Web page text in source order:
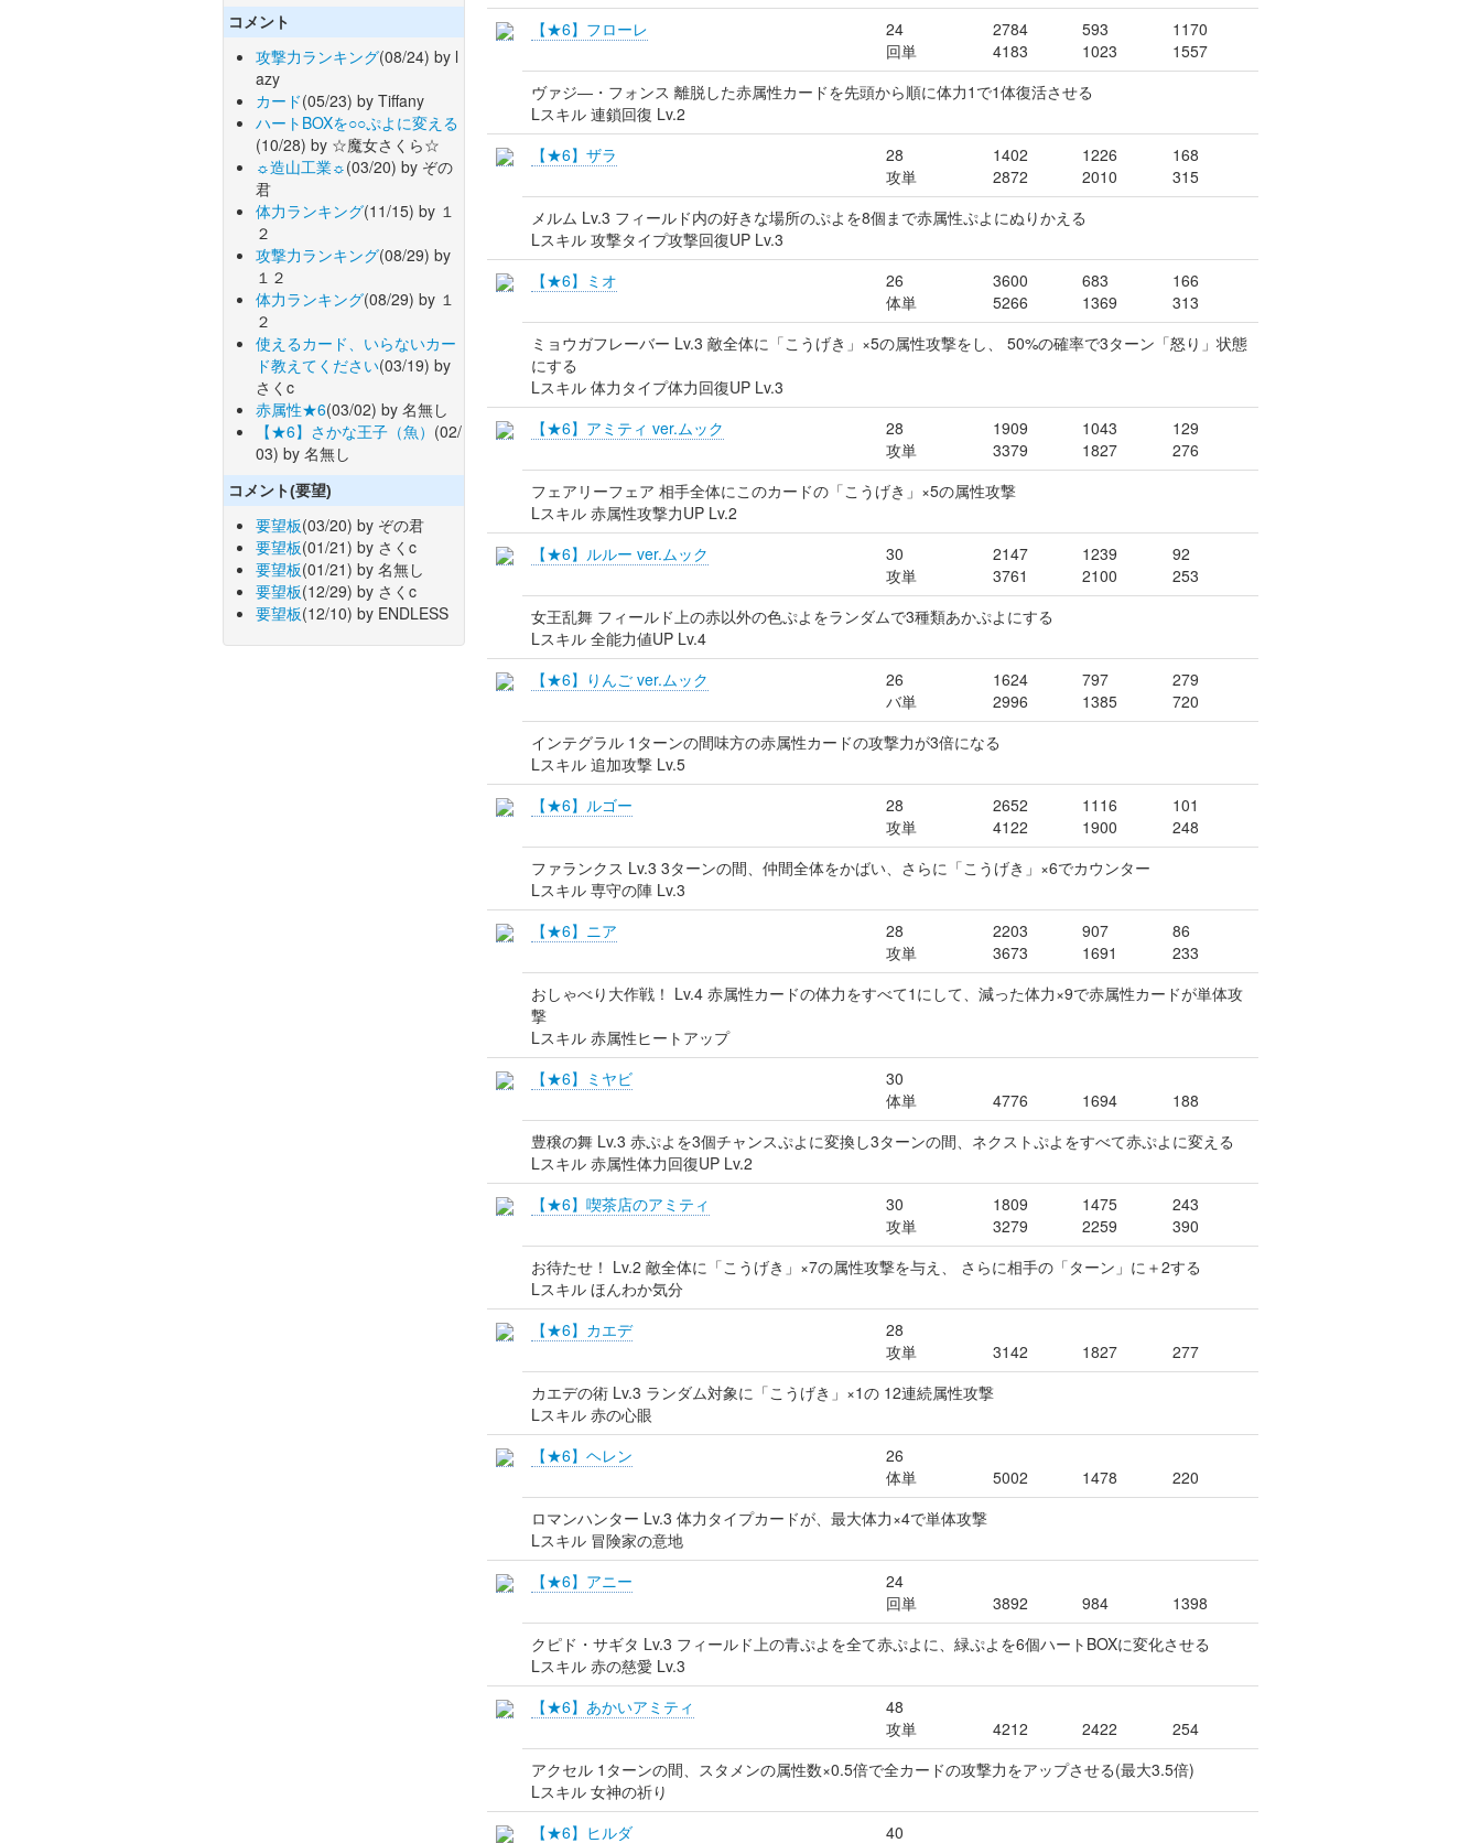
コメント
攻撃力ランキング(08/24) by l
azy
カード(05/23) by Tiffany
ハートBOXを○○ぷよに変える
(10/28) by ☆魔女さくら☆
☼造山工業☼(03/20) by ぞの
君
体力ランキング(11/15) by １
２
攻撃力ランキング(08/29) by
１２
体力ランキング(08/29) by １
２
使えるカード、いらないカー
ド教えてください(03/19) by
さくc
赤属性★6(03/02) by 名無し
【★6】さかな王子（魚） (02/
03) by 名無し
コメント(要望)
要望板(03/20) by ぞの君
要望板(01/21) by さくc
要望板(01/21) by 名無し
要望板(12/29) by さくc
要望板(12/10) by ENDLESS
【★6】フローレ
24
回単
2784
4183
593
1023
1170
1557
ヴァジ―・フォンス 離脱した赤属性カードを先頭から順に体力1で1体復活させる
Lスキル 連鎖回復 Lv.2
【★6】ザラ
28
攻単
1402
2872
1226
2010
168
315
メルム Lv.3 フィールド内の好きな場所のぷよを8個まで赤属性ぷよにぬりかえる
Lスキル 攻撃タイプ攻撃回復UP Lv.3
【★6】ミオ
26
体単
3600
5266
683
1369
166
313
ミョウガフレーバー Lv.3 敵全体に「こうげき」×5の属性攻撃をし、 50%の確率で3ターン「怒り」状態
にする
Lスキル 体力タイプ体力回復UP Lv.3
【★6】アミティ ver.ムック
28
攻単
1909
3379
1043
1827
129
276
フェアリーフェア 相手全体にこのカードの「こうげき」×5の属性攻撃
Lスキル 赤属性攻撃力UP Lv.2
【★6】ルルー ver.ムック
30
攻単
2147
3761
1239
2100
92
253
女王乱舞 フィールド上の赤以外の色ぷよをランダムで3種類あかぷよにする
Lスキル 全能力値UP Lv.4
【★6】りんご ver.ムック
26
バ単
1624
2996
797
1385
279
720
インテグラル 1ターンの間味方の赤属性カードの攻撃力が3倍になる
Lスキル 追加攻撃 Lv.5
【★6】ルゴー
28
攻単
2652
4122
1116
1900
101
248
ファランクス Lv.3 3ターンの間、仲間全体をかばい、さらに「こうげき」×6でカウンター
Lスキル 専守の陣 Lv.3
【★6】ニア
28
攻単
2203
3673
907
1691
86
233
おしゃべり大作戦！ Lv.4 赤属性カードの体力をすべて1にして、減った体力×9で赤属性カードが単体攻
撃
Lスキル 赤属性ヒートアップ
【★6】ミヤビ
30
体単
4776 1694
188
豊穣の舞 Lv.3 赤ぷよを3個チャンスぷよに変換し3ターンの間、ネクストぷよをすべて赤ぷよに変える
Lスキル 赤属性体力回復UP Lv.2
【★6】喫茶店のアミティ
30
攻単
1809
3279
1475
2259
243
390
お待たせ！ Lv.2 敵全体に「こうげき」×7の属性攻撃を与え、 さらに相手の「ターン」に＋2する
Lスキル ほんわか気分
【★6】カエデ
28
攻単
3142 1827
277
カエデの術 Lv.3 ランダム対象に「こうげき」×1の 12連続属性攻撃
Lスキル 赤の心眼
【★6】ヘレン
26
体単
5002 1478
220
ロマンハンター Lv.3 体力タイプカードが、最大体力×4で単体攻撃
Lスキル 冒険家の意地
【★6】アニー
24
回単
3892 984
1398
クピド・サギタ Lv.3 フィールド上の青ぷよを全て赤ぷよに、緑ぷよを6個ハートBOXに変化させる
Lスキル 赤の慈愛 Lv.3
【★6】あかいアミティ
48
攻単
4212 2422
254
アクセル 1ターンの間、スタメンの属性数×0.5倍で全カードの攻撃力をアップさせる(最大3.5倍)
Lスキル 女神の祈り
【★6】ヒルダ
40